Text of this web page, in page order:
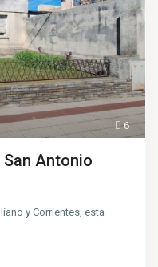
6
San Antonio
y Corrientes, esta